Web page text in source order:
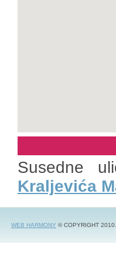
Susedne
Kraljevića
WEB HARMONY © COPYRIGHT 2010.